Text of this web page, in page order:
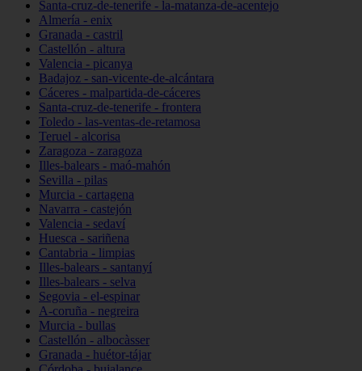
Santa-cruz-de-tenerife - la-matanza-de-acentejo
Almería - enix
Granada - castril
Castellón - altura
Valencia - picanya
Badajoz - san-vicente-de-alcántara
Cáceres - malpartida-de-cáceres
Santa-cruz-de-tenerife - frontera
Toledo - las-ventas-de-retamosa
Teruel - alcorisa
Zaragoza - zaragoza
Illes-balears - maó-mahón
Sevilla - pilas
Murcia - cartagena
Navarra - castejón
Valencia - sedaví
Huesca - sariñena
Cantabria - limpias
Illes-balears - santanyí
Illes-balears - selva
Segovia - el-espinar
A-coruña - negreira
Murcia - bullas
Castellón - albocàsser
Granada - huétor-tájar